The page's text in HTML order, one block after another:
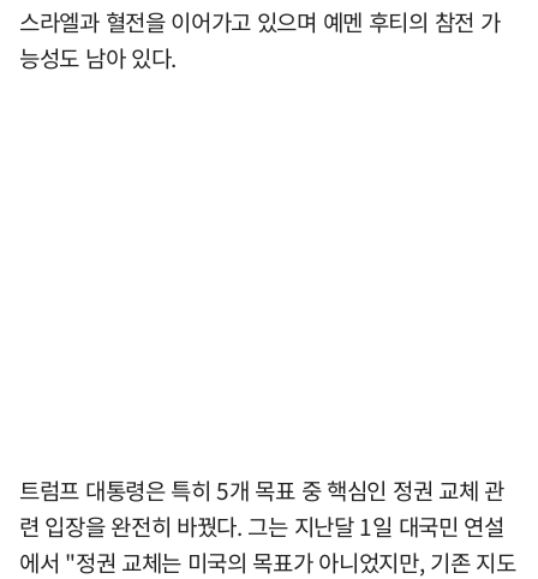
스라엘과 혈전을 이어가고 있으며 예멘 후티의 참전 가
능성도 남아 있다.
트럼프 대통령은 특히 5개 목표 중 핵심인 정권 교체 관
련 입장을 완전히 바꿨다. 그는 지난달 1일 대국민 연설
에서 "정권 교체는 미국의 목표가 아니었지만, 기존 지도